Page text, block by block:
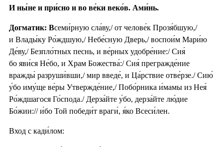
И ны́не и при́сно и во ве́ки веко́в. Ами́нь.
Догматик: Всеми́рную сла́ву,/ от челове́к Прозя́бшую,/
и Влады́ку Ро́ждшую,/ Небе́сную Дверь,/ воспои́м Мари́ю
Де́ву,/ Безпло́тных песнь, и ве́рных удобре́ние:/ Сия́
бо яви́ся Не́бо, и Храм Божества́:/ Сия́ прегражде́ние
вражды́ разруши́вши,/ мир введе́, и Ца́рствие отве́рзе./ Сию́
у́бо иму́ще ве́ры Утвержде́ние,/ Побо́рника и́мамы из Нея́
Ро́ждшагося Го́спода./ Дерза́йте у́бо, дерза́йте лю́дие
Бо́жии:// и́бо Той победи́т враги́, я́ко Всеси́лен.
Вход с кади́лом: